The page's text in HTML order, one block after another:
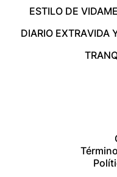
ESTILO DE VIDA
DIARIO EXTRAVIDA